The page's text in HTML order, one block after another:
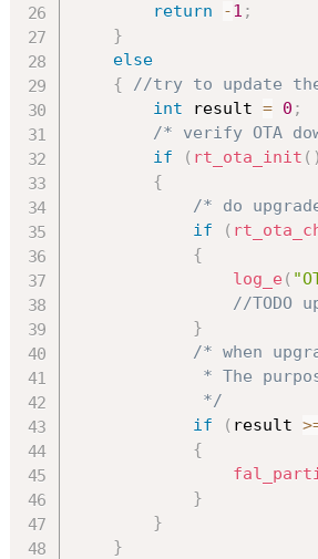
return
-1 ;
}
else
{
//try to update the
int result = 0 ;
/* verify OTA
if
( rt_ota_init ( )
{
/* do
if
(
{
log_e (
//TODO
}
/* when
* The
             */
if
( result
{
}
}
}